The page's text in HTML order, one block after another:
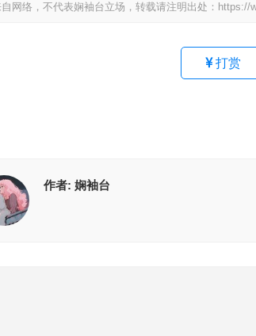
网络，不代表娴袖台立场，转载请注明出处：https://
打赏
作者: 娴袖台